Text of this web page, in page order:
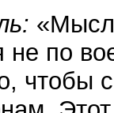
не по
чтобы